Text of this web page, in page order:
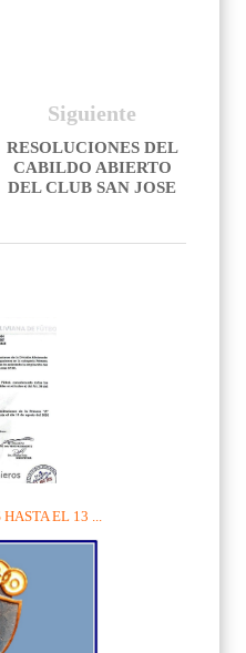
Siguiente
RESOLUCIONES DEL
CABILDO ABIERTO
DEL CLUB SAN JOSE
EL 13 ...